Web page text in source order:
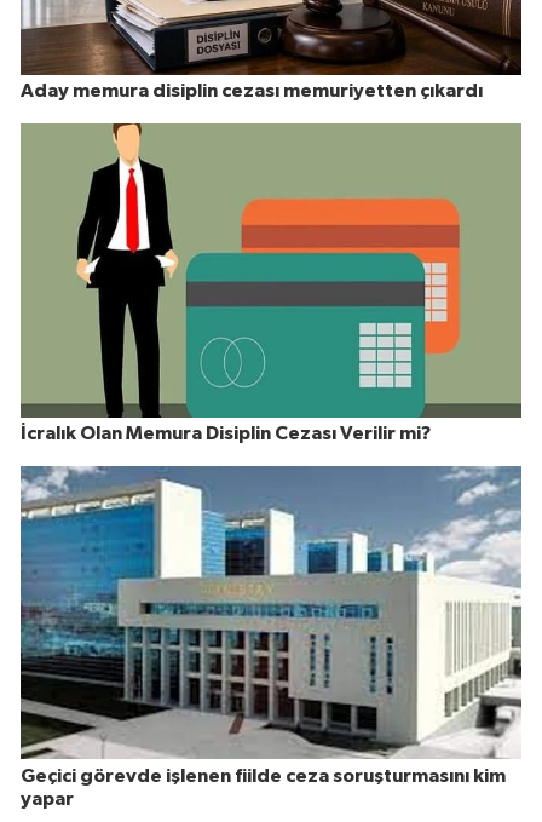
Aday memura disiplin cezası memuriyetten çıkardı
İcralık Olan Memura Disiplin Cezası Verilir mi?
Geçici görevde işlenen fiilde ceza soruşturmasını kim
yapar